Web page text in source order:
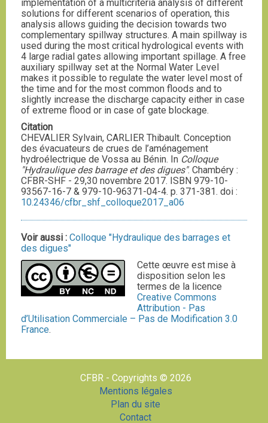
implementation of a multicriteria analysis of different
solutions for different scenarios of operation, this
analysis allows guiding the decision towards two
complementary spillway structures. A main spillway is
used during the most critical hydrological events with
4 large radial gates allowing important spillage. A free
auxiliary spillway set at the Normal Water Level
makes it possible to regulate the water level most of
the time and for the most common floods and to
slightly increase the discharge capacity either in case
of extreme flood or in case of gate blockage.
Citation
CHEVALIER Sylvain, CARLIER Thibault. Conception
des évacuateurs de crues de l’aménagement
hydroélectrique de Vossa au Bénin. In Colloque
"Hydraulique des barrage et des digues". Chambéry :
CFBR-SHF - 29,30 novembre 2017. ISBN 979-10-
93567-16-7 & 979-10-96371-04-4. p. 371-381. doi :
10.24346/cfbr_shf_colloque2017_a06
Voir aussi : Colloque "Hydraulique des barrages et
des digues"
Cette œuvre est mise à
disposition selon les
termes de la licence
Creative Commons
Attribution - Pas
d’Utilisation Commerciale – Pas de Modification 3.0
France.
CFBR - Copyrights © 2026
Mentions légales
Plan du site
Contact